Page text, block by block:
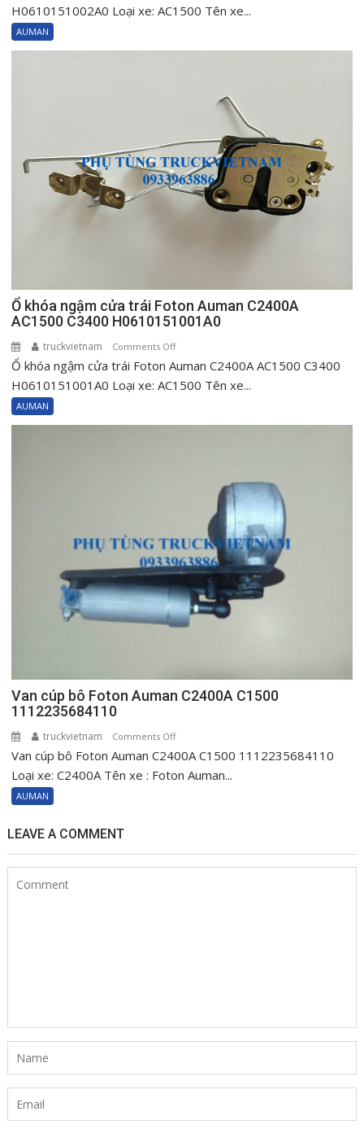
khóa
H0610151002A0
H0610151002A0 Loại xe: AC1500 Tên xe...
AUMAN
Ổ khóa ngậm cửa trái Foton Auman C2400A
AC1500 C3400 H0610151001A0
truckvietnam Comments Offon
Ổ
khóa
H0610151001A0
Ổ khóa ngậm cửa trái Foton Auman C2400A AC1500 C3400
H0610151001A0 Loại xe: AC1500 Tên xe...
AUMAN
Van cúp bô Foton Auman C2400A C1500
1112235684110
truckvietnam Comments Offon
Van
cúp
Van cúp bô Foton Auman C2400A C1500 1112235684110
Loại xe: C2400A Tên xe : Foton Auman...
AUMAN
LEAVE A COMMENT